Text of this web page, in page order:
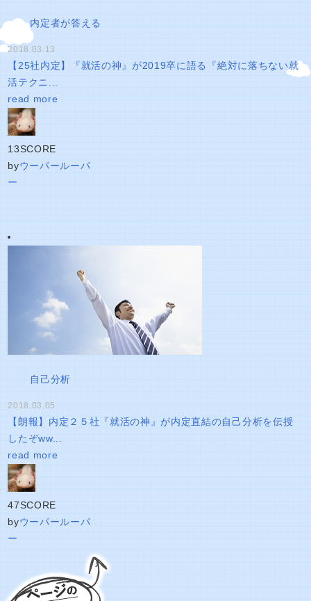
内定者が答える
2018.03.13
【25社内定】『就活の神』が2019卒に語る『絶対に落ちない就
活テクニ...
read more
13SCORE
byウーパールーパ
ー
自己分析
2018.03.05
【朗報】内定２５社『就活の神』が内定直結の自己分析を伝授
したぞww...
read more
47SCORE
byウーパールーパ
ー